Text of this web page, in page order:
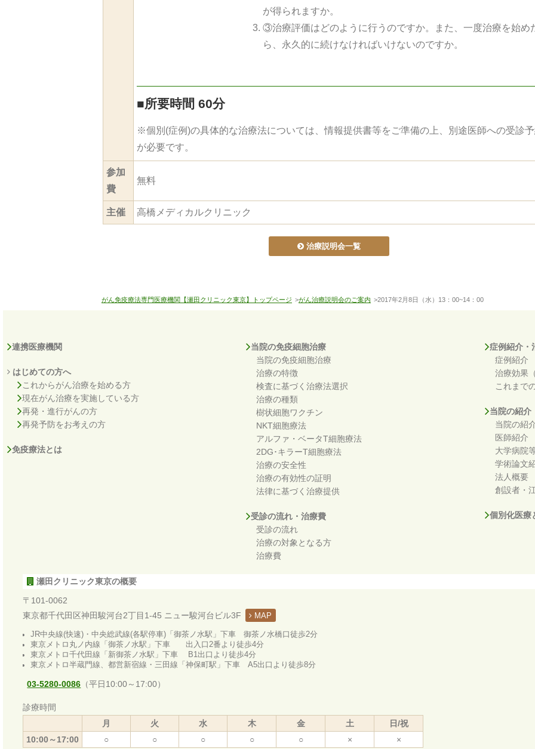
が得られますか。
③治療評価はどのように行うのですか。また、一度治療を始め
ら、永久的に続けなければいけないのですか。
■所要時間 60分
※個別(症例)の具体的な治療法については、情報提供書等をご準備の上、別途医師への受診
が必要です。
参加
費
無料
主催 高橋メディカルクリニック
治療説明会一覧
がん免疫療法専門医療機関【瀬田クリニック東京】トップページ >がん治療説明会のご案内 >2017年2月8日（水）13：00~14：00
連携医療機関
はじめての方へ
これからがん治療を始める方
現在がん治療を実施している方
再発・進行がんの方
再発予防をお考えの方
免疫療法とは
当院の免疫細胞治療
当院の免疫細胞治療
治療の特徴
検査に基づく治療法選択
治療の種類
樹状細胞ワクチン
NKT細胞療法
アルファ・ベータT細胞療法
2DG･キラーT細胞療法
治療の安全性
治療の有効性の証明
法律に基づく治療提供
受診の流れ・治療費
受診の流れ
治療の対象となる方
治療費
症例紹介・
症例紹介
治療効果
これまで
当院の紹介
当院の紹
医師紹介
大学病院
学術論文
法人概要
創設者・
個別化医療
瀬田クリニック東京の概要
〒101-0062
東京都千代田区神田駿河台2丁目1-45 ニュー駿河台ビル3F
MAP
JR中央線(快速)・中央総武線(各駅停車)「御茶ノ水駅」下車 御茶ノ水橋口徒歩2分
東京メトロ丸ノ内線「御茶ノ水駅」下車 出入口2番より徒歩4分
東京メトロ千代田線「新御茶ノ水駅」下車 B1出口より徒歩4分
東京メトロ半蔵門線、都営新宿線・三田線「神保町駅」下車 A5出口より徒歩8分
03-5280-0086 （平日10:00～17:00）
診療時間
月
火 水 木 金 土
日/祝
10:00～17:00
○ ○ ○ ○ ○ × ×